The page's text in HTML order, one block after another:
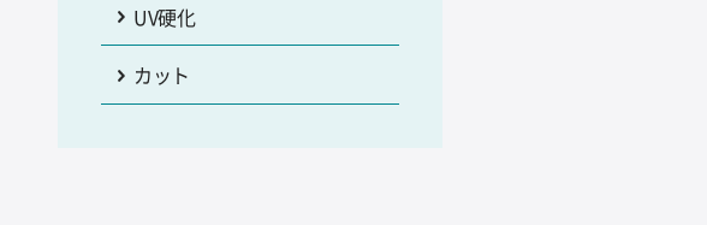
UV硬化
カット